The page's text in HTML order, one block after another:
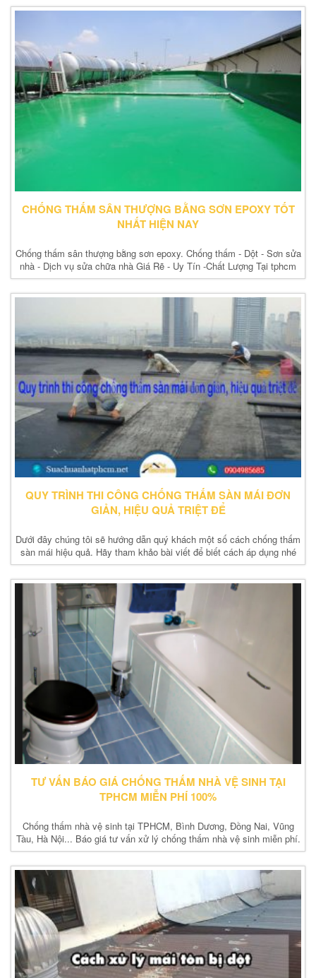
CHỐNG THẤM SÂN THƯỢNG BẰNG SƠN EPOXY TỐT
NHẤT HIỆN NAY
Chống thấm sân thượng bằng sơn epoxy. Chống thấm - Dột - Sơn sửa
nhà - Dịch vụ sửa chữa nhà Giá Rẽ - Uy Tín -Chất Lượng Tại tphcm
QUY TRÌNH THI CÔNG CHỐNG THẤM SÀN MÁI ĐƠN
GIẢN, HIỆU QUẢ TRIỆT ĐỂ
Dưới đây chúng tôi sẽ hướng dẫn quý khách một số cách chống thấm
sàn mái hiệu quả. Hãy tham khảo bài viết để biết cách áp dụng nhé
TƯ VẤN BÁO GIÁ CHỐNG THẤM NHÀ VỆ SINH TẠI
TPHCM MIỄN PHÍ 100%
Chống thấm nhà vệ sinh tại TPHCM, Bình Dương, Đồng Nai, Vũng
Tàu, Hà Nội... Báo giá tư vấn xử lý chống thấm nhà vệ sinh miễn phí.